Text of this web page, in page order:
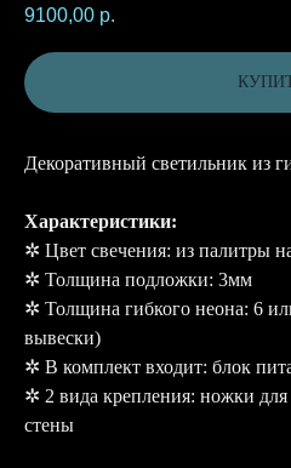
9100,00 р.
Декоративный светильник из
Характеристики:
✲ Цвет свечения: из палитры
✲ Толщина подложки: 3мм
✲ Толщина гибкого неона: 6
вывески)
✲ В комплект входит: блок
✲ 2 вида крепления: ножки для
стены